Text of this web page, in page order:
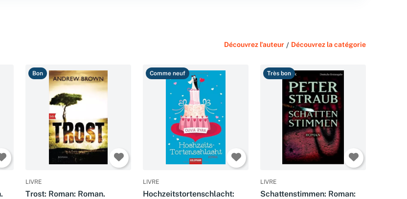
Découvrez l'auteur / Découvrez la catégorie
Bon
LIVRE
Trost: Roman: Roman.
Comme neuf
LIVRE
Hochzeitstortenschlacht:
Très bon
LIVRE
Schattenstimmen: Roman: